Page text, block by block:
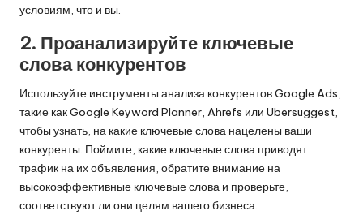
условиям, что и вы.
2. Проанализируйте ключевые
слова конкурентов
Используйте инструменты анализа конкурентов Google Ads,
такие как Google Keyword Planner, Ahrefs или Ubersuggest,
чтобы узнать, на какие ключевые слова нацелены ваши
конкуренты. Поймите, какие ключевые слова приводят
трафик на их объявления, обратите внимание на
высокоэффективные ключевые слова и проверьте,
соответствуют ли они целям вашего бизнеса.